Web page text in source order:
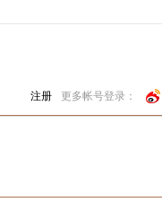
注册 更多帐号登录：